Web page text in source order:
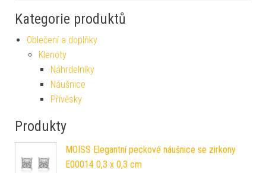
Kategorie produktů
Oblečení a doplňky
Klenoty
Náhrdelníky
Náušnice
Přívěsky
Produkty
MOISS Elegantní peckové náušnice se zirkony
E00014 0,3 x 0,3 cm